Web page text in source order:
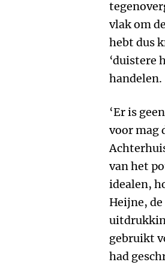
vlak om
hebt dus
‘duistere
handelen.
‘Er is
voor mag
van het
idealen,
Heijne,
gebruikt
had